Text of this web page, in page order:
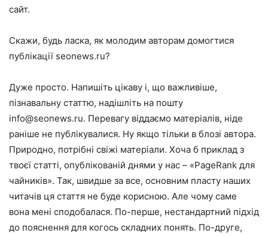
сайт.
Скажи, будь ласка, як молодим авторам домогтися
публікації seonews.ru?
Дуже просто. Напишіть цікаву і, що важливіше,
пізнавальну статтю, надішліть на пошту
info@seonews.ru. Перевагу віддаємо матеріалів, ніде
раніше не публікувалися. Ну якщо тільки в блозі автора.
Природно, потрібні свіжі матеріали. Хоча б приклад з
твоєї статті, опублікованій днями у нас – «PageRank для
чайників». Так, швидше за все, основним пласту наших
читачів ця стаття не буде корисною. Але чому саме
вона мені сподобалася. По-перше, нестандартний підхід
до пояснення для когось складних понять. По-друге,